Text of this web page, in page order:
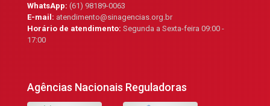
WhatsApp:(61) 98189-0063
E-mail:atendimento@sinagencias.org.br
Horário de atendimento:Segunda a Sexta-feira 09:00 -
17:00
Agências Nacionais Reguladoras